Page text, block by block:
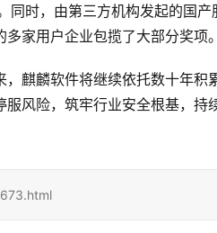
同时，由第三方机构发起的国产
家用户企业包揽了大部分奖项
麒麟软件将继续依托数十年积
风险，筑牢行业安全根基，持